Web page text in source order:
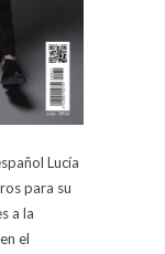
Lucía
para su
a la
el